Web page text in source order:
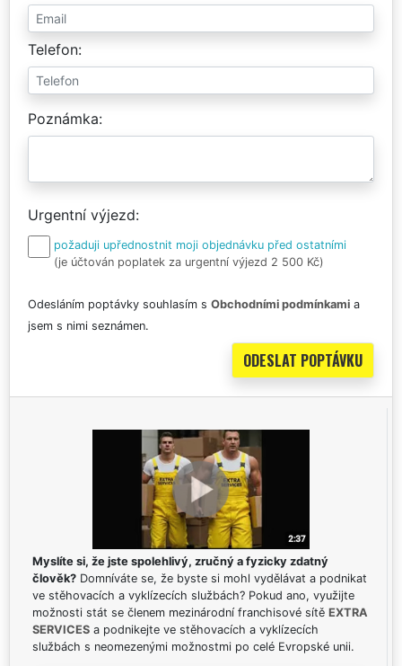
Telefon
Poznámka
Urgentní výjezd
požaduji upřednostnit moji objednávku před ostatními
(je účtován poplatek za urgentní výjezd 2 500 Kč)
Odesláním poptávky souhlasím s Obchodními podmínkami a
jsem s nimi seznámen.
Myslíte si, že jste spolehlivý, zručný a fyzicky zdatný
člověk? Domníváte se, že byste si mohl vydělávat a podnikat
ve stěhovacích a vyklízecích službách? Pokud ano, využijte
možnosti stát se členem mezinárodní franchisové sítě EXTRA
SERVICES a podnikejte ve stěhovacích a vyklízecích
službách s neomezenými možnostmi po celé Evropské unii.